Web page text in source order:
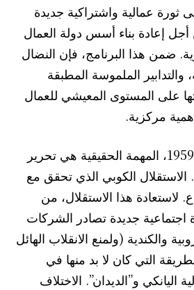
ثورة عمالية واشتراكية جديدة
أجل إعادة بناء أسس دولة العمال
ضمن هذا البرنامج، فإن النضال
والتدابير الملموسة المطبقة
على المستوى المعيشي للعمال
مركزية.
اليوم ، كما في العام 1959، المهمة الحقيقية هي تحرير
الاستقلال الكوبي الذي تحقق مع
لاستعادة هذا الاستقلال، من
اجتماعية جديدة تصادر الشركات
والكندية (ولمنع الانقلاب الهائل
التي كان لا بد منها في
اليانكي و”الديدان”. الاختلاف